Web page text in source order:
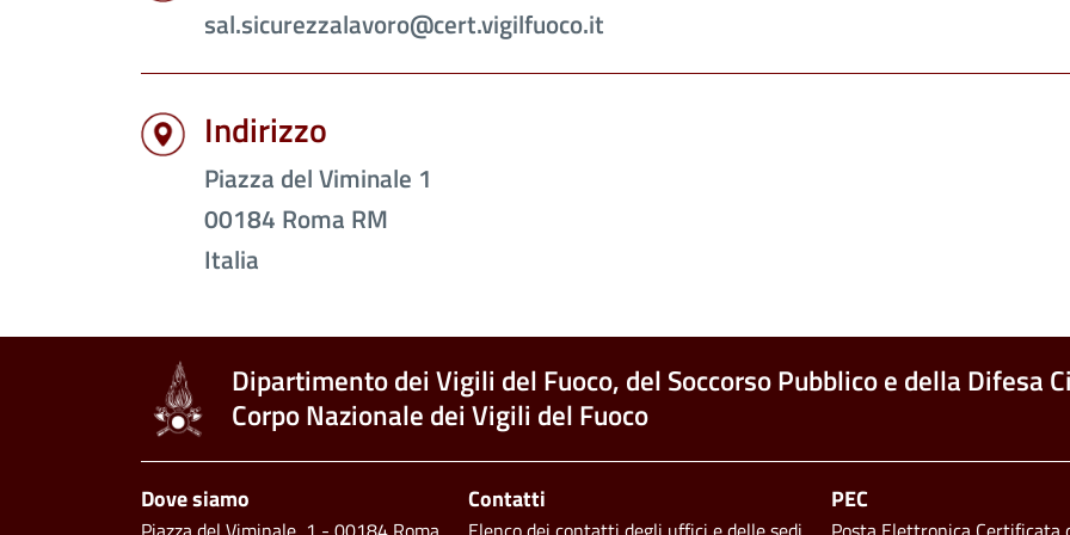
sal.sicurezzalavoro@cert.vigilfuoco.it
Indirizzo
Piazza del Viminale 1
00184 Roma RM
Italia
Dipartimento dei Vigili del Fuoco, del Soccorso Pubblico e della Difesa
Corpo Nazionale dei Vigili del Fuoco
Footer
Dove siamo Contatti PEC